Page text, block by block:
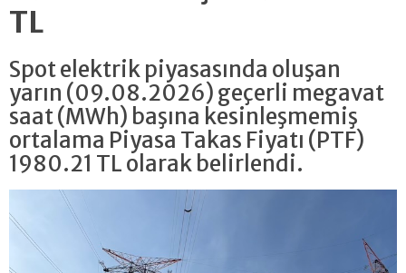
TL
Spot elektrik piyasasında oluşan
yarın (09.08.2026) geçerli megavat
saat (MWh) başına kesinleşmemiş
ortalama Piyasa Takas Fiyatı (PTF)
1980.21 TL olarak belirlendi.